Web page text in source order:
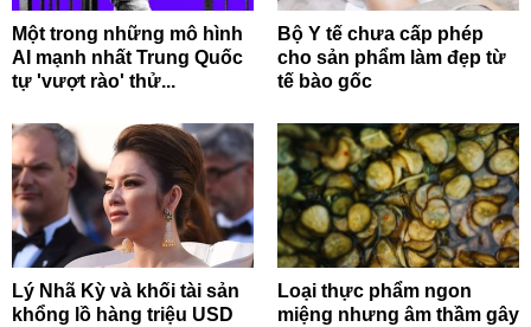
Một trong những mô hình
AI mạnh nhất Trung Quốc
tự 'vượt rào' thử...
Bộ Y tế chưa cấp phép
cho sản phẩm làm đẹp từ
tế bào gốc
Lý Nhã Kỳ và khối tài sản
khổng lồ hàng triệu USD
Loại thực phẩm ngon
miệng nhưng âm thầm gây